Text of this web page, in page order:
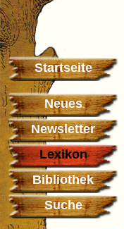
Startseite
Neues
Newsletter
Lexikon
Bibliothek
Suche